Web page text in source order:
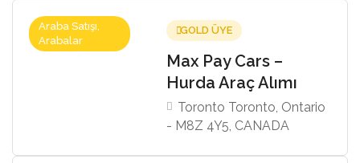
Araba Satışı,
Arabalar
GOLD ÜYE
Max Pay Cars –
Hurda Araç Alımı
Toronto Toronto, Ontario
- M8Z 4Y5, CANADA